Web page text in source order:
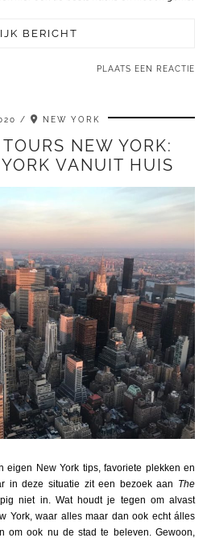
BERICHT
PLAATS EEN REACTIE
NEW YORK
NEW YORK:
VANUIT HUIS
eigen New York tips, favoriete plekken en
in deze situatie zit een bezoek aan The
niet in. Wat houdt je tegen om alvast
York, waar alles maar dan ook echt álles
om ook nu de stad te beleven. Gewoon,